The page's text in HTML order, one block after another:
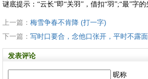
谜底提示：“云长”即“关羽”，借扣“羽”;“最”字
上一篇： 梅雪争春不肯降 (打一字)
下一篇： 写时口要合，念他口张开，平时不露
发表评论
昵称